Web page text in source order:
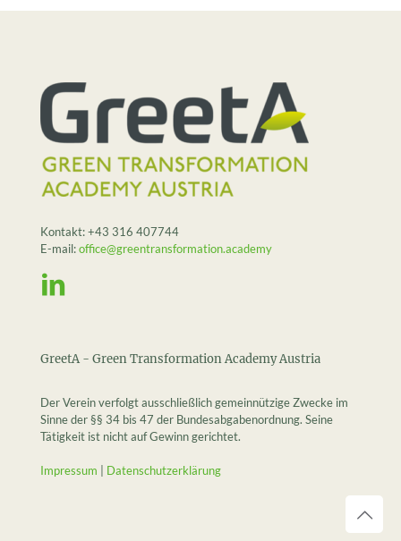
Kontakt:+43 316 407744
E-mail:office@greentransformation.academy
GreetA - Green Transformation Academy Austria
Der Verein verfolgt ausschließlich gemeinnützige Zwecke im
Sinne der §§ 34 bis 47 der Bundesabgabenordnung. Seine
Tätigkeit ist nicht auf Gewinn gerichtet.
Impressum Datenschutzerklärung